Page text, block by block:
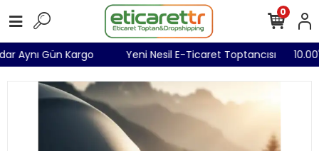
Aynı Gün Kargo Yeni Nesil E-Ticaret Toptancısı
0